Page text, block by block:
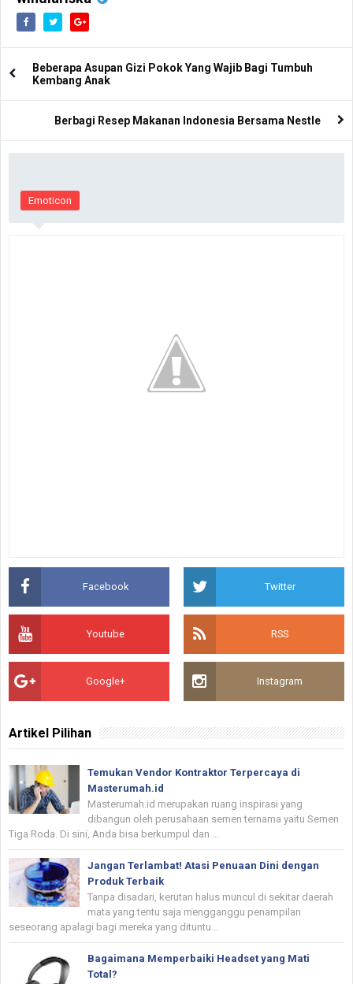
Beberapa Asupan Gizi Pokok Yang Wajib Bagi Tumbuh
Kembang Anak
Berbagi Resep Makanan Indonesia Bersama Nestle
Emoticon
Facebook Twitter
Youtube RSS
Google+ Instagram
Artikel Pilihan
Temukan Vendor Kontraktor Terpercaya di
Masterumah.id
Masterumah.id merupakan ruang inspirasi yang
dibangun oleh perusahaan semen ternama yaitu Semen
Tiga Roda. Di sini, Anda bisa berkumpul dan ...
Jangan Terlambat! Atasi Penuaan Dini dengan
Produk Terbaik
Tanpa disadari, kerutan halus muncul di sekitar daerah
mata yang tentu saja mengganggu penampilan
seseorang apalagi bagi mereka yang dituntu...
Bagaimana Memperbaiki Headset yang Mati
Total?